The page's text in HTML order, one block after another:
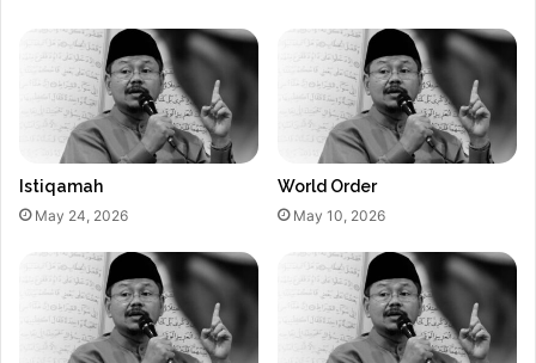
Istiqamah
May 24, 2026
World Order
May 10, 2026